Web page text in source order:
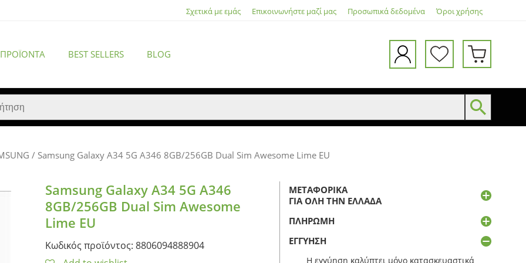
Σχετικά με εμάς Επικοινωνήστε μαζί μας Προσωπικά δεδομένα Όροι χρήσης
BEST SELLERS BLOG
ACCESSORIES
/ Samsung Galaxy A34 5G A346 8GB/256GB Dual Sim Awesome Lime EU
Samsung Galaxy A34 5G A346
8GB/256GB Dual Sim Awesome
Lime EU
Κωδικός προϊόντος: 8806094888904
ΜΕΤΑΦΟΡΙΚΆ
ΓΙΑ ΌΛΗ ΤΗΝ ΕΛΛΆΔΑ
ΠΛΗΡΩΜΉ
ΕΓΓΎΗΣΗ
Η εγγύηση καλύπτει μόνο κατασκευαστικά